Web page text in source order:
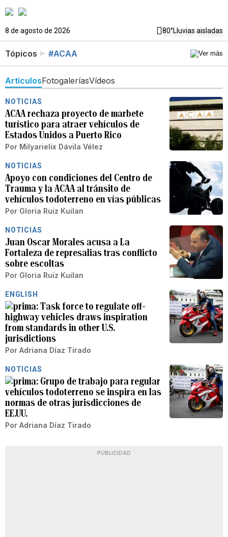
8 de agosto de 2026 80°Lluvias aisladas
Tópicos #ACAA
ArtículosFotogaleríasVídeos
NOTICIAS
ACAA rechaza proyecto de marbete
turístico para atraer vehículos de
Estados Unidos a Puerto Rico
Por Milyarielix Dávila Vélez
NOTICIAS
Apoyo con condiciones del Centro de
Trauma y la ACAA al tránsito de
vehículos todoterreno en vías públicas
Por Gloria Ruiz Kuilan
NOTICIAS
Juan Oscar Morales acusa a La
Fortaleza de represalias tras conflicto
sobre escoltas
Por Gloria Ruiz Kuilan
ENGLISH
Task force to regulate off-
highway vehicles draws inspiration
from standards in other U.S.
jurisdictions
Por Adriana Díaz Tirado
NOTICIAS
Grupo de trabajo para regular
vehículos todoterreno se inspira en las
normas de otras jurisdicciones de
EE.UU.
Por Adriana Díaz Tirado
PUBLICIDAD